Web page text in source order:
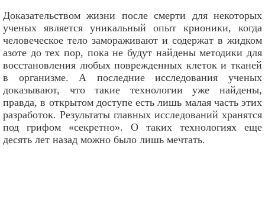
Доказательством жизни после смерти для некоторых
ученых является уникальный опыт крионики, когда
человеческое тело замораживают и содержат в жидком
азоте до тех пор, пока не будут найдены методики для
восстановления любых поврежденных клеток и тканей
в организме. А последние исследования ученых
доказывают, что такие технологии уже найдены,
правда, в открытом доступе есть лишь малая часть этих
разработок. Результаты главных исследований хранятся
под грифом «секретно». О таких технологиях еще
десять лет назад можно было лишь мечтать.